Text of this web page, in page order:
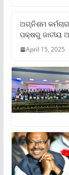
ଅଗ୍ନିଶମ
ପକ୍ଷରୁ ଜାତୀୟ
April 15, 2025